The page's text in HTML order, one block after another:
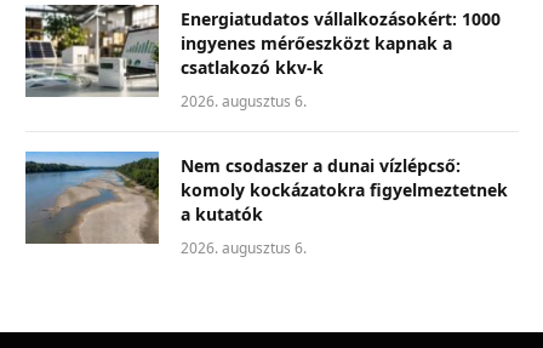
Energiatudatos vállalkozásokért: 1000
ingyenes mérőeszközt kapnak a
csatlakozó kkv-k
2026. augusztus 6.
Nem csodaszer a dunai vízlépcső:
komoly kockázatokra figyelmeztetnek
a kutatók
2026. augusztus 6.